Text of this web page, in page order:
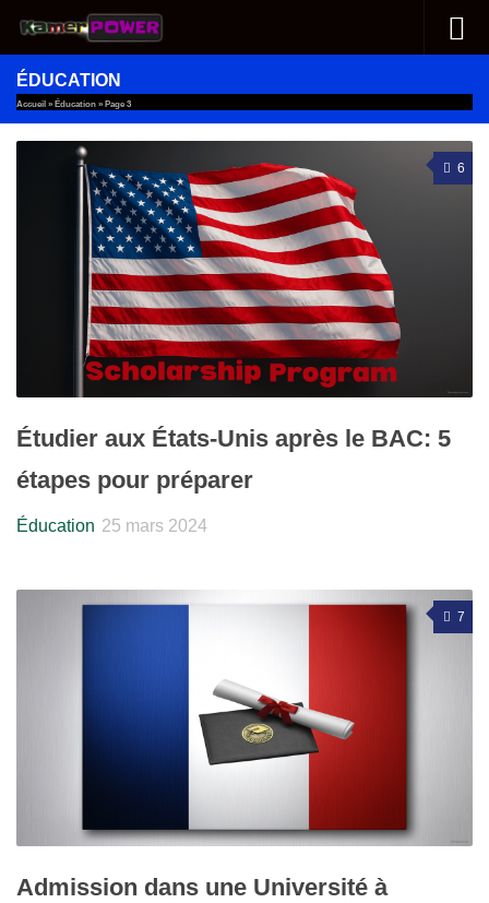
Au dessous du contenu
ÉDUCATION
Accueil » Éducation » Page 3
6
Étudier aux États-Unis après le BAC: 5
étapes pour préparer
Éducation 25 mars 2024
7
Admission dans une Université à